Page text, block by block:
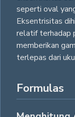
seperti oval
Eksentrisitas
relatif terhadap
memberikan
terlepas dari
Formulas